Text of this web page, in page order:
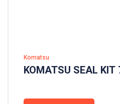
Komatsu
KOMATSU SEAL